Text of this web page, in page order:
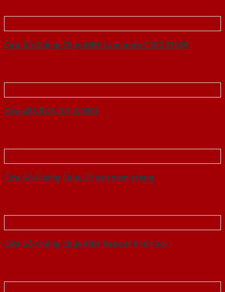
Cửa Gỗ Chống Cháy MDF Laminate P1R2 23029
Cửa ABS KOS 101 W0901
Cửa Gỗ Chống Cháy 2P son xam trang
Cửa Gỗ Chống Cháy MDF Veneer P1G1 soi